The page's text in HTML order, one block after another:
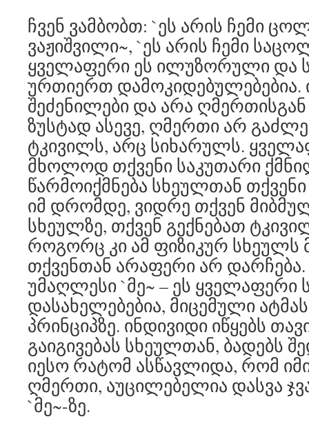
ჩვენ ვამბობთ: `ეს არის ჩემი
ვაჟიშვილი~, `ეს არის ჩემი
ყველაფერი ეს ილუზორული და
ურთიერთ დამოკიდებულებებია.
შეძენილები და არა
ზუსტად ასევე, ღმერთი არ
ტკივილს, არც სიხარულს.
მხოლოდ თქვენი საკუთარი
წარმოიქმნება სხეულთან
იმ დრომდე, ვიდრე თქვენ
სხეულზე, თქვენ გექნებათ
როგორც კი ამ ფიზიკურ სხეულს
თქვენთან არაფერი არ დარჩება.
უმაღლესი `მე~ – ეს ყველაფერი
დასახელებებია, მიცემული
პრინციპზე. ინდივიდი იწყებს
გაიგივებას სხეულთან, ბადებს
იესო რატომ ასწავლიდა, რომ
ღმერთი, აუცილებელია დასვა
`მე~-ზე.